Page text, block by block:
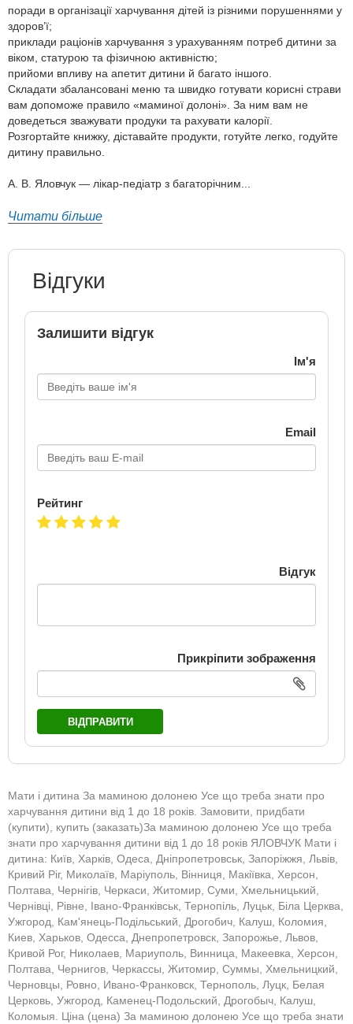
поради в організації харчування дітей із різними порушеннями у
здоров’ї;
приклади раціонів харчування з урахуванням потреб дитини за
віком, статурою та фізичною активністю;
прийоми впливу на апетит дитини й багато іншого.
Складати збалансовані меню та швидко готувати корисні страви
вам допоможе правило «маминої долоні». За ним вам не
доведеться зважувати продуки та рахувати калорії.
Розгортайте книжку, діставайте продукти, готуйте легко, годуйте
дитину правильно.
А. В. Яловчук — лікар-педіатр з багаторічним...
Читати більше
Відгуки
Залишити відгук
Ім'я
Email
Рейтинг
Відгук
Прикріпити зображення
ВІДПРАВИТИ
Мати і дитина За маминою долонею Усе що треба знати про
харчування дитини від 1 до 18 років. Замовити, придбати
(купити), купить (заказать)За маминою долонею Усе що треба
знати про харчування дитини від 1 до 18 років ЯЛОВЧУК Мати і
дитина: Київ, Харків, Одеса, Дніпропетровськ, Запоріжжя, Львів,
Кривий Ріг, Миколаїв, Маріуполь, Вінниця, Макіївка, Херсон,
Полтава, Чернігів, Черкаси, Житомир, Суми, Хмельницький,
Чернівці, Рівне, Івано-Франківськ, Тернопіль, Луцьк, Біла Церква,
Ужгород, Кам'янець-Подільський, Дрогобич, Калуш, Коломия,
Киев, Харьков, Одесса, Днепропетровск, Запорожье, Львов,
Кривой Рог, Николаев, Мариуполь, Винница, Макеевка, Херсон,
Полтава, Чернигов, Черкассы, Житомир, Суммы, Хмельницкий,
Черновцы, Ровно, Ивано-Франковск, Тернополь, Луцк, Белая
Церковь, Ужгород, Каменец-Подольский, Дрогобыч, Калуш,
Коломыя. Ціна (цена) За маминою долонею Усе що треба знати